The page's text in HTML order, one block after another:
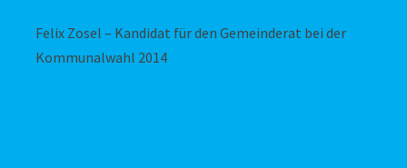
Felix Zosel – Kandidat für den Gemeinderat bei der
Kommunalwahl 2014